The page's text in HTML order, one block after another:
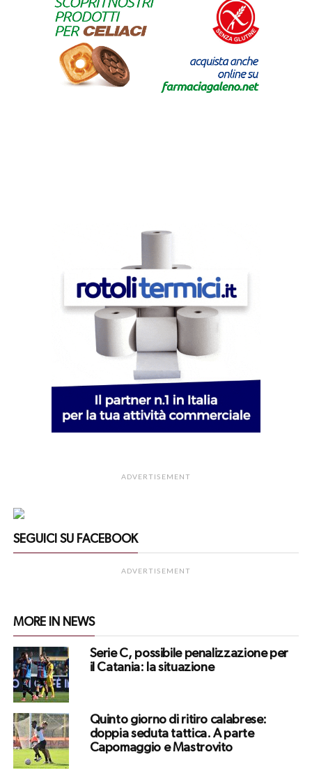
ADVERTISEMENT
SEGUICI SU FACEBOOK
ADVERTISEMENT
MORE IN NEWS
Serie C, possibile penalizzazione per
il Catania: la situazione
Quinto giorno di ritiro calabrese:
doppia seduta tattica. A parte
Capomaggio e Mastrovito